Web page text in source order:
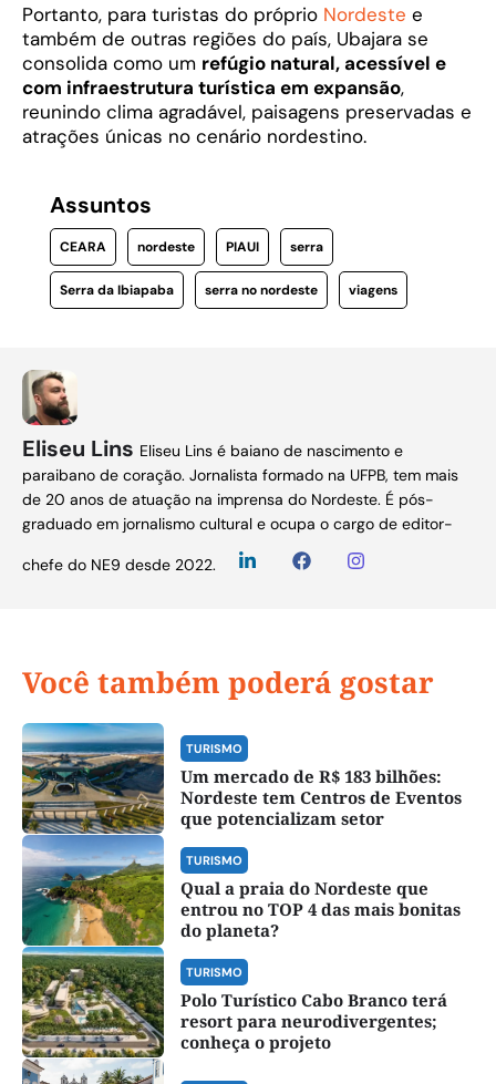
Portanto, para turistas do próprio Nordeste e
também de outras regiões do país, Ubajara se
consolida como um refúgio natural, acessível e
com infraestrutura turística em expansão,
reunindo clima agradável, paisagens preservadas e
atrações únicas no cenário nordestino.
Assuntos
CEARA nordeste PIAUI serra
Serra da Ibiapaba serra no nordeste viagens
Eliseu Lins Eliseu Lins é baiano de nascimento e
paraibano de coração. Jornalista formado na UFPB, tem mais
de 20 anos de atuação na imprensa do Nordeste. É pós-
graduado em jornalismo cultural e ocupa o cargo de editor-
chefe do NE9 desde 2022.
Você também poderá gostar
TURISMO
Um mercado de R$ 183 bilhões:
Nordeste tem Centros de Eventos
que potencializam setor
TURISMO
Qual a praia do Nordeste que
entrou no TOP 4 das mais bonitas
do planeta?
TURISMO
Polo Turístico Cabo Branco terá
resort para neurodivergentes;
conheça o projeto